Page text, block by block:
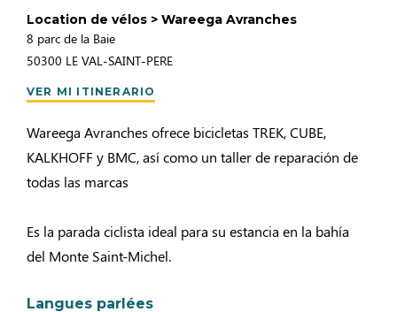
Location de vélos > Wareega Avranches
8 parc de la Baie
50300 LE VAL-SAINT-PERE
VER MI ITINERARIO
Wareega Avranches ofrece bicicletas TREK, CUBE,
KALKHOFF y BMC, así como un taller de reparación de
todas las marcas
Es la parada ciclista ideal para su estancia en la bahía
del Monte Saint-Michel.
Langues parlées